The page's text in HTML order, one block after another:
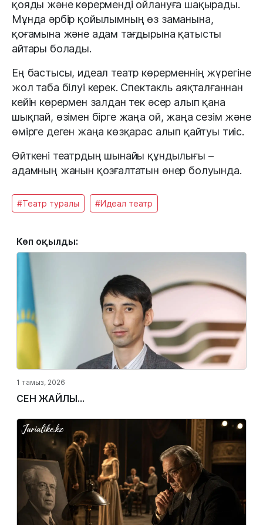
қояды және көрерменді ойлануға шақырады.
Мұнда әрбір қойылымның өз заманына,
қоғамына және адам тағдырына қатысты
айтары болады.
Ең бастысы, идеал театр көрерменнің жүрегіне
жол таба білуі керек. Спектакль аяқталғаннан
кейін көрермен залдан тек әсер алып қана
шықпай, өзімен бірге жаңа ой, жаңа сезім және
өмірге деген жаңа көзқарас алып қайтуы тиіс.
Өйткені театрдың шынайы құндылығы –
адамның жанын қозғалтатын өнер болуында.
#Театр туралы #Идеал театр
Көп оқылды:
1 тамыз, 2026
СЕН ЖАЙЛЫ...